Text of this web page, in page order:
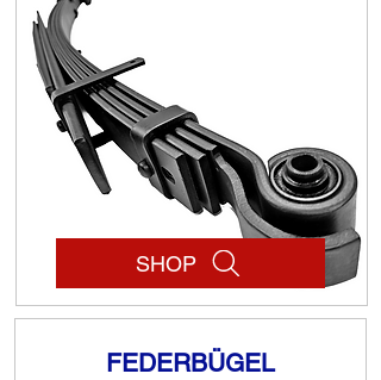
SHOP
FEDERBÜGEL